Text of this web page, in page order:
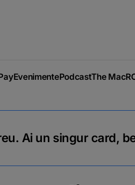
EvenimentePodcastThe
Ai un singur card,